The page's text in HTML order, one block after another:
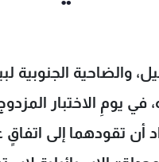
والضاحية الجنوبية
يومِ الاختبار
أن تقودهما إلى